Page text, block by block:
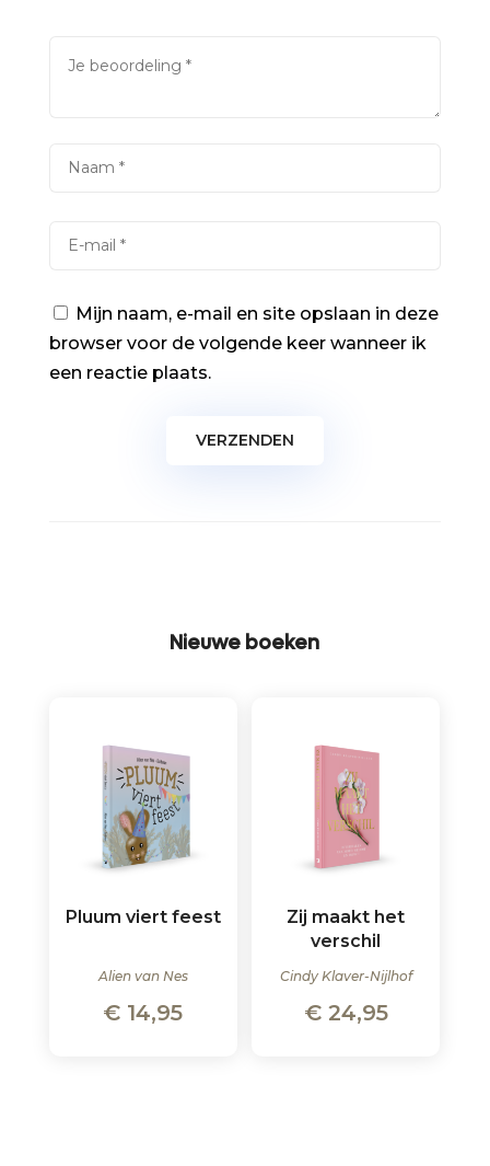
Mijn naam, e-mail en site opslaan in deze
browser voor de volgende keer wanneer ik
een reactie plaats.
Nieuwe boeken
Pluum viert feest
Alien van Nes
€ 14,95
Zij maakt het
verschil
Cindy Klaver-Nijlhof
€24,95